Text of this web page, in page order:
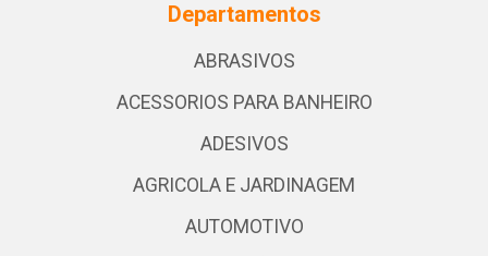
Departamentos
ABRASIVOS
ACESSORIOS PARA BANHEIRO
ADESIVOS
AGRICOLA E JARDINAGEM
AUTOMOTIVO